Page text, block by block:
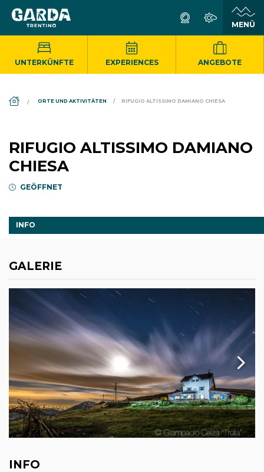
UNTERKÜNFTE EXPERIENCES ANGEBOTE
ORTE UND AKTIVITÄTEN RIFUGIO ALTISSIMO DAMIANO CHIESA
RIFUGIO ALTISSIMO DAMIANO
CHIESA
GEÖFFNET
INFO
GALERIE
INFO